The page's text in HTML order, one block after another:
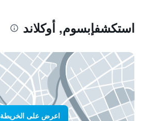
استكشفإبسوم, أوكلاند
اعرض على الخريطة